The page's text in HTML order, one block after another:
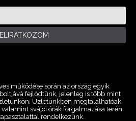
működése során az ország egyik
fejlődtünk, jelenleg is több mint
Üzletünkben megtalálhatóak
svájci órák forgalmazása terén
rendelkezünk.